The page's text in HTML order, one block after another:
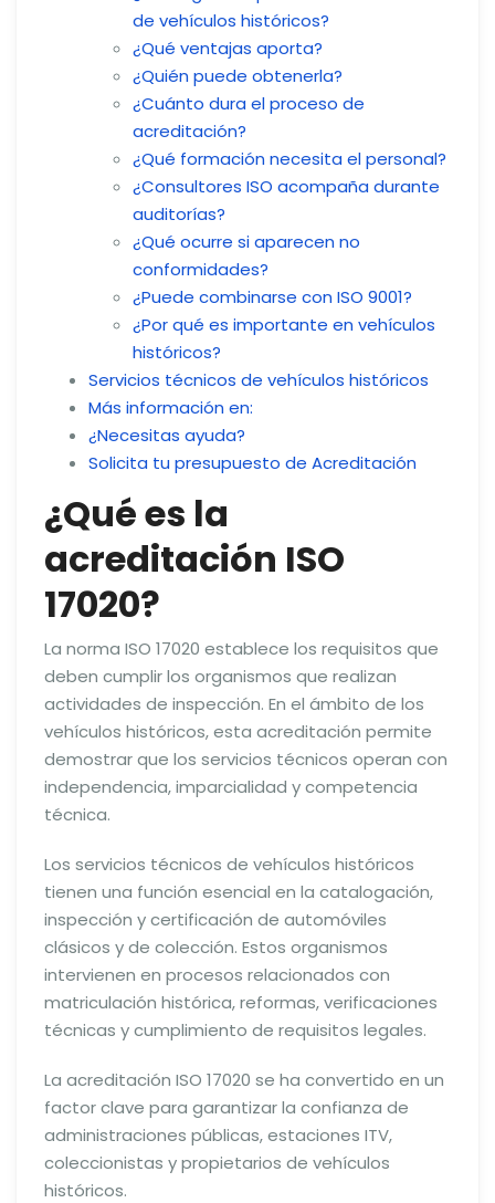
de vehículos históricos?
¿Qué ventajas aporta?
¿Quién puede obtenerla?
¿Cuánto dura el proceso de
acreditación?
¿Qué formación necesita el personal?
¿Consultores ISO acompaña durante
auditorías?
¿Qué ocurre si aparecen no
conformidades?
¿Puede combinarse con ISO 9001?
¿Por qué es importante en vehículos
históricos?
Servicios técnicos de vehículos históricos
Más información en:
¿Necesitas ayuda?
Solicita tu presupuesto de Acreditación
¿Qué es la
acreditación ISO
17020?
La norma ISO 17020 establece los requisitos que
deben cumplir los organismos que realizan
actividades de inspección. En el ámbito de los
vehículos históricos, esta acreditación permite
demostrar que los servicios técnicos operan con
independencia, imparcialidad y competencia
técnica.
Los servicios técnicos de vehículos históricos
tienen una función esencial en la catalogación,
inspección y certificación de automóviles
clásicos y de colección. Estos organismos
intervienen en procesos relacionados con
matriculación histórica, reformas, verificaciones
técnicas y cumplimiento de requisitos legales.
La acreditación ISO 17020 se ha convertido en un
factor clave para garantizar la confianza de
administraciones públicas, estaciones ITV,
coleccionistas y propietarios de vehículos
históricos.